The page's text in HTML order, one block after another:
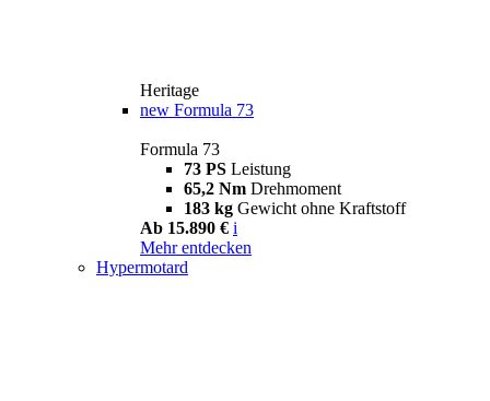
Heritage
new Formula 73
Formula 73
73 PS Leistung
65,2 Nm Drehmoment
183 kg Gewicht ohne Kraftstoff
Ab 15.890 € i
Mehr entdecken
Hypermotard